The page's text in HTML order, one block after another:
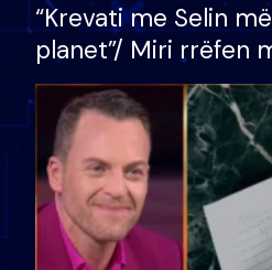
“Krevati me Selin
planet”/ Miri rrëfen
bukura në shtëpinë
mungojë zilja e